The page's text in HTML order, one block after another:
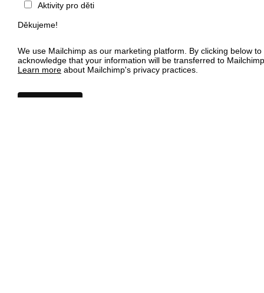
Aktivity pro děti
Děkujeme!
We use Mailchimp as our marketing platform. By clicking below
acknowledge that your information will be transferred to
Learn more about Mailchimp's privacy practices.